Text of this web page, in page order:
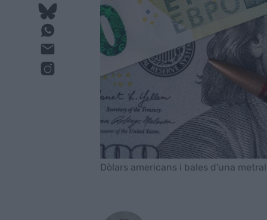
Dòlars americans i bales d'una